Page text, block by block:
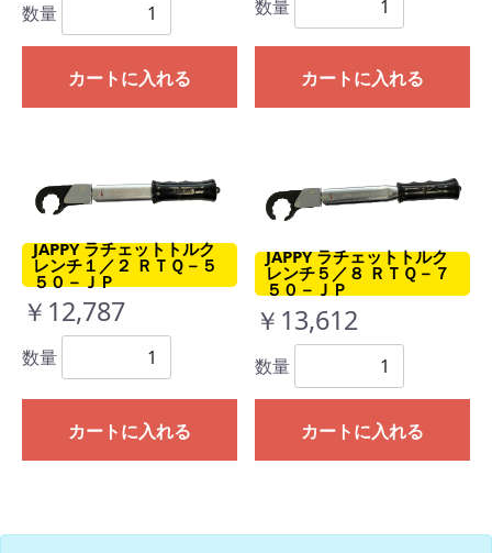
数量
カートに入れる
数量
カートに入れる
JAPPY ラチェットトルク
レンチ１／２ ＲＴＱ－５
５０－ＪＰ
￥12,787
数量
カートに入れる
JAPPY ラチェットトルク
レンチ５／８ ＲＴＱ－７
５０－ＪＰ
￥13,612
数量
カートに入れる